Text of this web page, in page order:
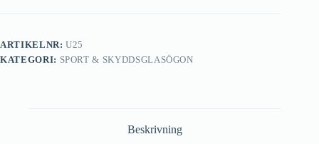
ARTIKELNR:U25
KATEGORI: SPORT & SKYDDSGLASÖGON
Beskrivning